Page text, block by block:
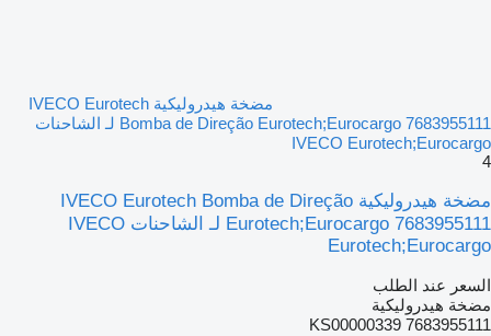
مضخة هيدروليكية IVECO Eurotech
Bomba de Direção Eurotech;Eurocargo 7683955111 لـ الشاحنات
IVECO Eurotech;Eurocargo
4
مضخة هيدروليكية IVECO Eurotech Bomba de Direção
Eurotech;Eurocargo 7683955111 لـ الشاحنات IVECO
Eurotech;Eurocargo
السعر عند الطلب
مضخة هيدروليكية
7683955111 KS00000339